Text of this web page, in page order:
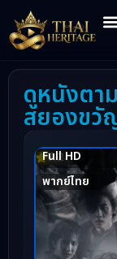
ดูหนังตา
สยองขวั
Full HD
พากย์ไทย
7.2